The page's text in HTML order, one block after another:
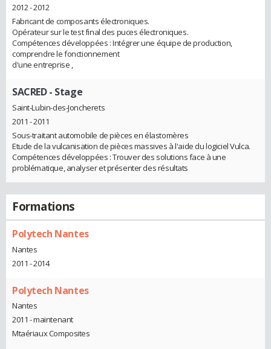
2012 - 2012
Fabricant de composants électroniques.
Opérateur sur le test final des puces électroniques.
Compétences développées : Intégrer une équipe de production,
comprendre le fonctionnement
d'une entreprise ,
SACRED- Stage
Saint-Lubin-des-Joncherets
2011 - 2011
Sous-traitant automobile de pièces en élastomères
Etude de la vulcanisation de pièces massives à l'aide du logiciel Vulca.
Compétences développées : Trouver des solutions face à une
problématique, analyser et présenter des résultats
Formations
Polytech Nantes
Nantes
2011 - 2014
Polytech Nantes
Nantes
2011 - maintenant
Mtaériaux Composites